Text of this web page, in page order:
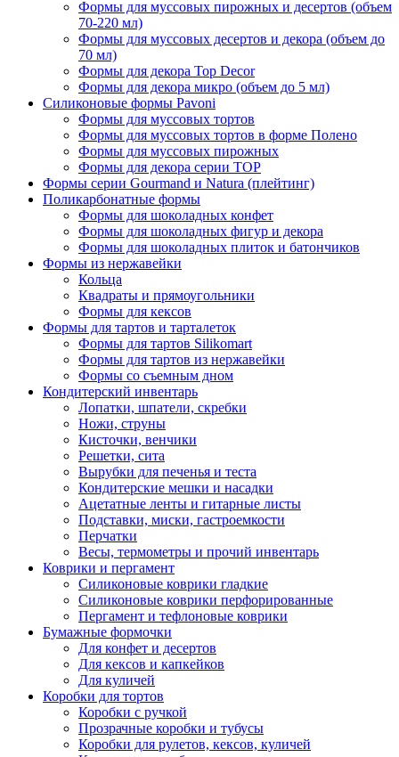
Формы для муссовых пирожных и десертов (объем
70-220 мл)
Формы для муссовых десертов и декора (объем до
70 мл)
Формы для декора Top Decor
Формы для декора микро (объем до 5 мл)
Силиконовые формы Pavoni
Формы для муссовых тортов
Формы для муссовых тортов в форме Полено
Формы для муссовых пирожных
Формы для декора серии TOP
Формы серии Gourmand и Natura (плейтинг)
Поликарбонатные формы
Формы для шоколадных конфет
Формы для шоколадных фигур и декора
Формы для шоколадных плиток и батончиков
Формы из нержавейки
Кольца
Квадраты и прямоугольники
Формы для кексов
Формы для тартов и тарталеток
Формы для тартов Silikomart
Формы для тартов из нержавейки
Формы со съемным дном
Кондитерский инвентарь
Лопатки, шпатели, скребки
Ножи, струны
Кисточки, венчики
Решетки, сита
Вырубки для печенья и теста
Кондитерские мешки и насадки
Ацетатные ленты и гитарные листы
Подставки, миски, гастроемкости
Перчатки
Весы, термометры и прочий инвентарь
Коврики и пергамент
Силиконовые коврики гладкие
Силиконовые коврики перфорированные
Пергамент и тефлоновые коврики
Бумажные формочки
Для конфет и десертов
Для кексов и капкейков
Для куличей
Коробки для тортов
Коробки с ручкой
Прозрачные коробки и тубусы
Коробки для рулетов, кексов, куличей